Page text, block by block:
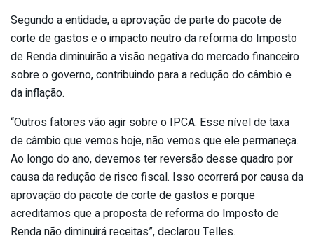
Segundo a entidade, a aprovação de parte do pacote de
corte de gastos e o impacto neutro da reforma do Imposto
de Renda diminuirão a visão negativa do mercado financeiro
sobre o governo, contribuindo para a redução do câmbio e
da inflação.
“Outros fatores vão agir sobre o IPCA. Esse nível de taxa
de câmbio que vemos hoje, não vemos que ele permaneça.
Ao longo do ano, devemos ter reversão desse quadro por
causa da redução de risco fiscal. Isso ocorrerá por causa da
aprovação do pacote de corte de gastos e porque
acreditamos que a proposta de reforma do Imposto de
Renda não diminuirá receitas”, declarou Telles.